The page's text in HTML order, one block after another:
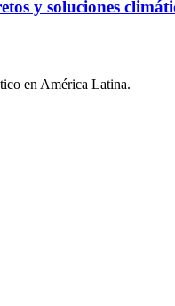
y soluciones
en América Latina.